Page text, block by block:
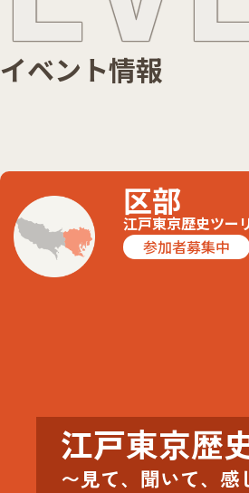
イベント情報
区部
江戸東京歴史ツー
参加者募集中
江戸東京歴
〜見て、聞いて、